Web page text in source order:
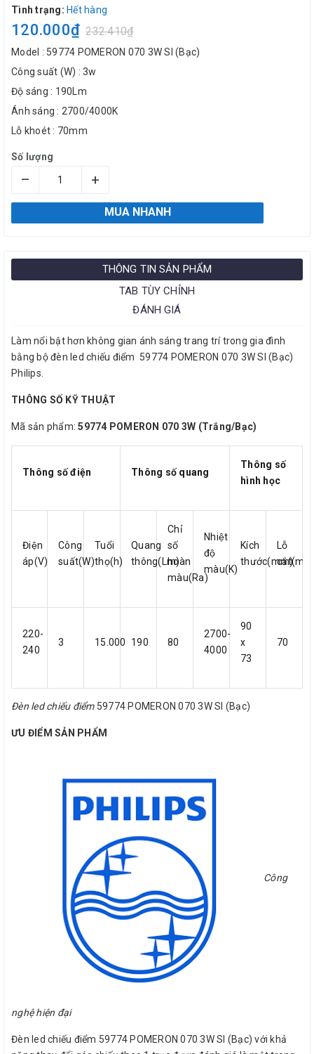
Tình trạng: Hết hàng
120.000₫ 232.410₫
Model : 59774 POMERON 070 3W SI (Bạc)
Công suất (W) : 3w
Độ sáng : 190Lm
Ánh sáng : 2700/4000K
Lỗ khoét : 70mm
Số lượng
– +
MUA NHANH
THÔNG TIN SẢN PHẨM
TAB TÙY CHỈNH
ĐÁNH GIÁ
Làm nổi bật hơn không gian ánh sáng trang trí trong gia đình
bằng bộ đèn led chiếu điểm 59774 POMERON 070 3W SI (Bạc)
Philips.
THÔNG SỐ KỸ THUẬT
Mã sản phẩm:59774 POMERON 070 3W (Trắng/Bạc)
Thông số điện Thông số quang
Thông số
hình học
Điện
áp(V)
Công
suất(W)
Tuổi
thọ(h)
Quang
thông(Lm)
Chỉ
số
hoàn
màu(Ra)
Nhiệt
độ
màu(K)
Kích
thước(mm)
Lỗ
220-
240
3 15.000 190 80
2700-
4000
90
x
73
70
Đèn led chiếu điểm 59774 POMERON 070 3W SI (Bạc)
ƯU ĐIỂM SẢN PHẨM
Công
nghệ hiện đại
Đèn led chiếu điểm 59774 POMERON 070 3W SI (Bạc) với khả